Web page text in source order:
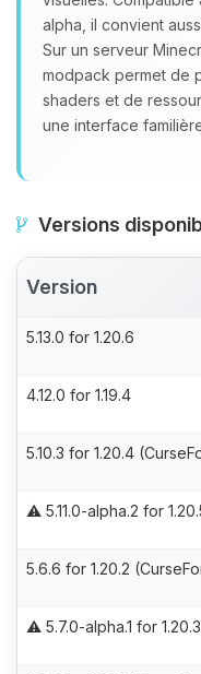
alpha, il convient
Sur un serveur
modpack permet de
shaders et de
une interface
Versions
Version
5.13.0 for 1.20.6
4.12.0 for 1.19.4
5.10.3 for 1.20.4
⚠️ 5.11.0-alpha.2 for
5.6.6 for 1.20.2
⚠️ 5.7.0-alpha.1 for